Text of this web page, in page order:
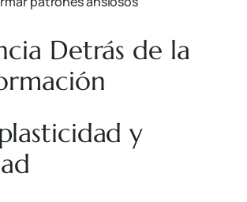
Detrás de la
y